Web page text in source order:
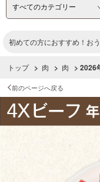
初めての方におすすめ！お
トップ > 肉 > 肉 > 2026
前のページへ戻る